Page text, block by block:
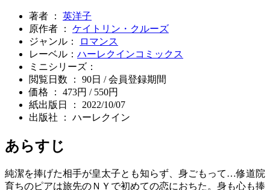
著者 ： 英洋子
原作者 ： ケイトリン・クルーズ
ジャンル：
ロマンス
レーベル： ハーレクインコミックス
ミニシリーズ：
閲覧日数 ： 90日 / 会員登録期間
価格 ： 473円 / 550円
紙出版日 ： 2022/10/07
出版社 ： ハーレクイン
あらすじ
純潔を捧げた相手が皇太子とも知らず、身ごもって…修道院
育ちのピアは旅先のＮＹで初めての恋におちた。身も心も捧